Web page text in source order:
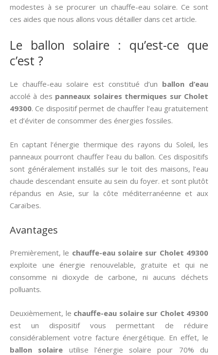
modestes à se procurer un chauffe-eau solaire. Ce sont
ces aides que nous allons vous détailler dans cet article.
Le ballon solaire : qu’est-ce que
c’est ?
Le chauffe-eau solaire est constitué d’un ballon d’eau
accolé à des panneaux solaires thermiques sur Cholet
49300. Ce dispositif permet de chauffer l’eau gratuitement
et d’éviter de consommer des énergies fossiles.
En captant l’énergie thermique des rayons du Soleil, les
panneaux pourront chauffer l’eau du ballon. Ces dispositifs
sont généralement installés sur le toit des maisons, l’eau
chaude descendant ensuite au sein du foyer. et sont plutôt
répandus en Asie, sur la côte méditerranéenne et aux
Caraïbes.
Avantages
Premièrement, le chauffe-eau solaire sur Cholet 49300
exploite une énergie renouvelable, gratuite et qui ne
consomme ni dioxyde de carbone, ni aucuns déchets
polluants.
Deuxièmement, le chauffe-eau solaire sur Cholet 49300
est un dispositif vous permettant de réduire
considérablement votre facture énergétique. En effet, le
ballon solaire utilise l’énergie solaire pour 70% du